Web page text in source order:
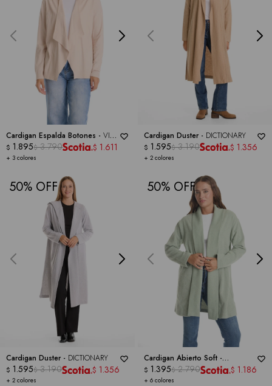
Cardigan Espalda Botones - VILA
MILANO
+ 3 colores
$ 1.895$ 3.790 $ 1.611
Cardigan Duster - DICTIONARY
+ 2 colores
$ 1.595$ 3.190 $ 1.356
50
Cardigan Duster - DICTIONARY
+ 2 colores
$ 1.595$ 3.190 $ 1.356
50
Cardigan Abierto Soft -
DICTIONARY
+ 6 colores
$ 1.395$ 2.790 $ 1.186